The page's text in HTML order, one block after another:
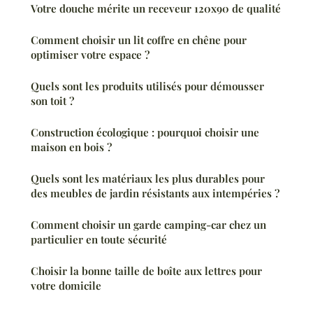
Votre douche mérite un receveur 120x90 de qualité
Comment choisir un lit coffre en chêne pour
optimiser votre espace ?
Quels sont les produits utilisés pour démousser
son toit ?
Construction écologique : pourquoi choisir une
maison en bois ?
Quels sont les matériaux les plus durables pour
des meubles de jardin résistants aux intempéries ?
Comment choisir un garde camping-car chez un
particulier en toute sécurité
Choisir la bonne taille de boîte aux lettres pour
votre domicile